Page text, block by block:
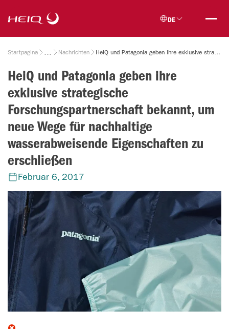
main
content
DE
Breadcrumb
Startpagina Nachrichten HeiQ und Patagonia geben ihre exklusive strategische Forschungspartnerschaft bekannt, um neue Wege für nachhaltige wasserabweisende Eigenschaften zu erschließen
HeiQ und Patagonia geben ihre
exklusive strategische
Forschungspartnerschaft bekannt, um
neue Wege für nachhaltige
wasserabweisende Eigenschaften zu
erschließen
Februar 6, 2017